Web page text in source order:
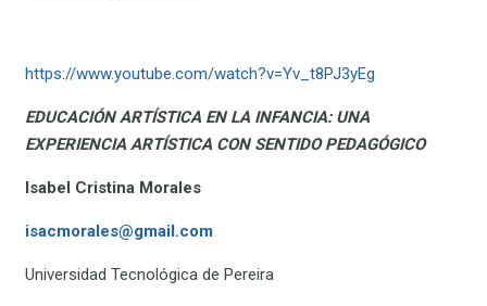
https://www.youtube.com/watch?v=Yv_t8PJ3yEg
EDUCACIÓN ARTÍSTICA EN LA INFANCIA: UNA
EXPERIENCIA ARTÍSTICA CON SENTIDO PEDAGÓGICO
Isabel Cristina Morales
isacmorales@gmail.com
Universidad Tecnológica de Pereira